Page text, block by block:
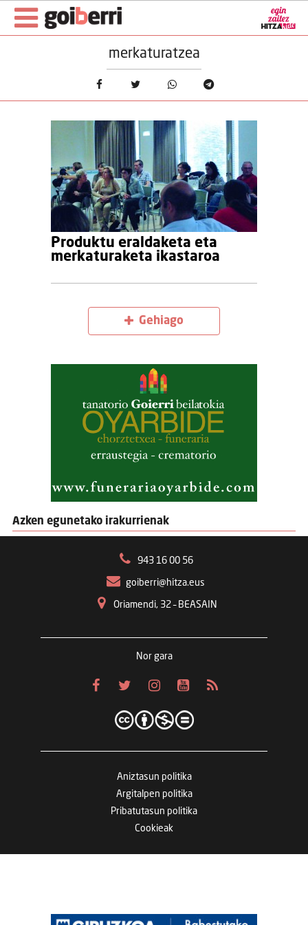
merkaturatzea
Produktu eraldaketa eta
merkaturaketa ikastaroa
Gehiago
Azken egunetako irakurrienak
943 16 00 56
goiberri@hitza.eus
Oriamendi, 32 – BEASAIN
Nor gara
Aniztasun politika
Argitalpen politika
Pribatutasun politika
Cookieak